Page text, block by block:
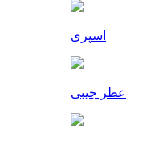
اسپری
عطر جیبی